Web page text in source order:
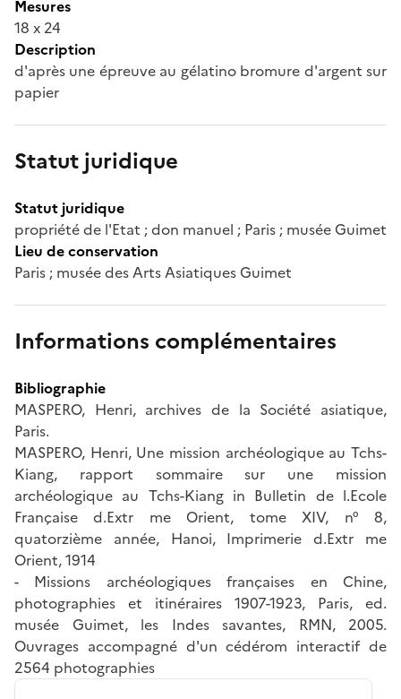
Mesures
18 x 24
Description
d'après une épreuve au gélatino bromure d'argent sur
papier
Statut juridique
Statut juridique
propriété de l'Etat ; don manuel ; Paris ; musée Guimet
Lieu de conservation
Paris ; musée des Arts Asiatiques Guimet
Informations complémentaires
Bibliographie
MASPERO, Henri, archives de la Société asiatique,
Paris.
MASPERO, Henri, Une mission archéologique au Tchs-
Kiang, rapport sommaire sur une mission
archéologique au Tchs-Kiang in Bulletin de l.Ecole
Française d.Extr me Orient, tome XIV, n° 8,
quatorzième année, Hanoi, Imprimerie d.Extr me
Orient, 1914
- Missions archéologiques françaises en Chine,
photographies et itinéraires 1907-1923, Paris, ed.
musée Guimet, les Indes savantes, RMN, 2005.
Ouvrages accompagné d'un cédérom interactif de
2564 photographies